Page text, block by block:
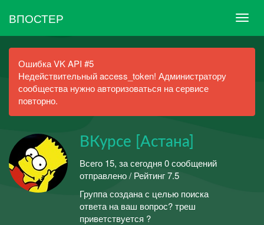
ВПОСТЕР
Ошибка VK API #5
Недействительный access_token! Администратору
сообщества нужно авторизоваться на сервисе
повторно.
ВКурсе [Астана]
Всего 15, за сегодня 0 сообщений
отправлено / Рейтинг 7.5
Группа создана с целью поиска
ответа на ваш вопрос? треш
приветствуется ?